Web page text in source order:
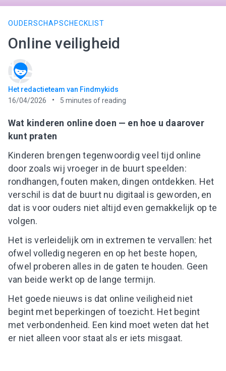
OUDERSCHAPSCHECKLIST
Online veiligheid
Het redactieteam van Findmykids
16/04/2026
5 minutes of reading
Wat kinderen online doen — en hoe u daarover
kunt praten
Kinderen brengen tegenwoordig veel tijd online
door zoals wij vroeger in de buurt speelden:
rondhangen, fouten maken, dingen ontdekken. Het
verschil is dat de buurt nu digitaal is geworden, en
dat is voor ouders niet altijd even gemakkelijk op te
volgen.
Het is verleidelijk om in extremen te vervallen: het
ofwel volledig negeren en op het beste hopen,
ofwel proberen alles in de gaten te houden. Geen
van beide werkt op de lange termijn.
Het goede nieuws is dat online veiligheid niet
begint met beperkingen of toezicht. Het begint
met verbondenheid. Een kind moet weten dat het
er niet alleen voor staat als er iets misgaat.